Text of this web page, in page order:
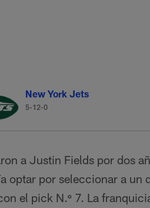
New York Jets
5-12-0
a Justin Fields por dos
optar por seleccionar a un
el pick N.º 7. La